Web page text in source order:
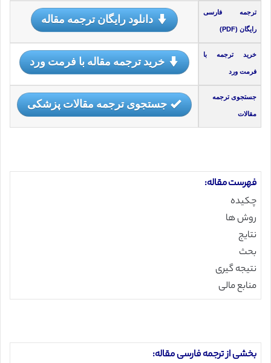
ترجمه فارسی
رایگان (PDF)
دانلود رایگان ترجمه مقاله
خرید ترجمه با
فرمت ورد
خرید ترجمه مقاله با فرمت ورد
جستجوی ترجمه
مقالات
جستجوی ترجمه مقالات پزشکی
فهرست مقاله:
چکیده
روش ها
نتایج
بحث
نتیجه گیری
منابع مالی
بخشی از ترجمه فارسی مقاله: